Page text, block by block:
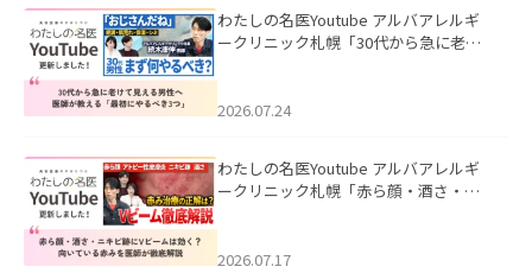
わたしの名医Youtube アルバアレルギ
ークリニック札幌「30代から急に老け
た。
2026.07.24
わたしの名医Youtube アルバアレルギ
ークリニック札幌「赤ら顔・酒さ・ニ
した。
2026.07.17